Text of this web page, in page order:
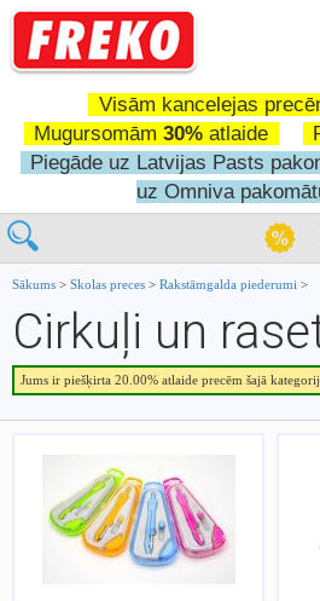
Visām kancelejas
Mugursomām 30% atlaide
Piegāde uz Latvijas Pasts
uz Omniva
Sākums > Skolas preces > Rakstāmgalda piederumi >
Cirkuļi un
Jums ir piešķirta 20.00% atlaide precēm šajā